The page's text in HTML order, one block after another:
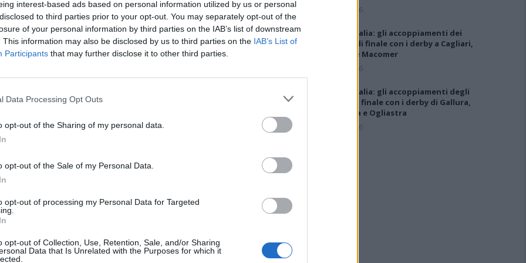
interest-based ads based on personal information utilized by us or personal
to third parties prior to your opt-out. You may separately opt-out of the
of your personal information by third parties on the IAB’s list of downstream
This information may also be disclosed by us to third parties on the IAB’s List of
Participants that may further disclose it to other third parties.
Data Processing Opt Outs
opt-out of the Sharing of my personal data.
opt-out of the Sale of my Personal Data.
opt-out of processing my Personal Data for Targeted
opt-out of Collection, Use, Retention, Sale, and/or Sharing
Data that Is Unrelated with the Purposes for which it
4 0 1 17 6 3 0 0 14 4 1 0 1 3 2
4 0 1 14 8 2 0 1 5 4 2 0 0 9 4
3 0 9 3
2 1 0 16 7 1 1 0 8 6
2
2 0 2 5 7 1 0 1 3 4 1 0 1 2
6 Ago 2026
Coppa Italia: gli accoppiamenti dei
16esimi di finale con i derby a Cagliari,
Sassari e Macomer
5 Ago 2026
Coppa Italia: gli accoppiamenti degli
ottavi di finale con i derby di Gallura,
Barbagia e Ogliastra
5 Ago 2026